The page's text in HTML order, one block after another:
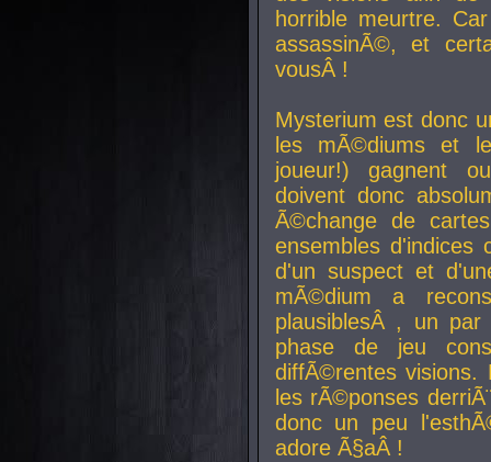
horrible meurtre.
assassinÃ©, et
vousÂ !
Mysterium est donc
les mÃ©diums et
joueur!) gagnent
doivent donc
Ã©change de
ensembles d'indices
d'un suspect et
mÃ©dium a
plausiblesÂ , un par
phase de jeu
diffÃ©rentes visions.
les rÃ©ponses
donc un peu
adore Ã§aÂ !